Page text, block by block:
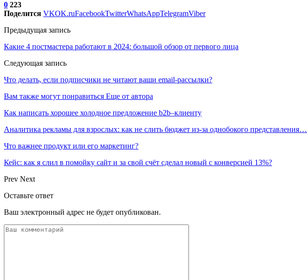
0 223
Поделится VKOK.ruFacebookTwitterWhatsAppTelegramViber
Предыдущая запись
Какие 4 постмастера работают в 2024: большой обзор от первого лица
Следующая запись
Что делать, если подписчики не читают ваши email-рассылки?
Вам также могут понравиться Еще от автора
Как написать хорошее холодное предложение b2b–клиенту
Аналитика рекламы для взрослых: как не слить бюджет из-за однобокого представления…
Что важнее продукт или его маркетинг?
Кейс: как я слил в помойку сайт и за свой счёт сделал новый с конверсией 13%?
Prev Next
Оставьте ответ
Ваш электронный адрес не будет опубликован.